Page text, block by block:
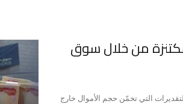
من خلال سوق
التي تخمّن حجم الأموال خارج